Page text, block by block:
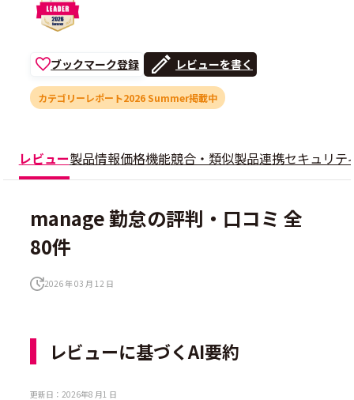
ブックマーク登録 レビューを書く
カテゴリーレポート2026 Summer掲載中
レビュー製品情報価格機能競合・類似製品連携セキュリテ
manage 勤怠の評判・口コミ 全
80件
2026 年 03 月 12 日
レビューに基づくAI要約
更新日：2026年8 月1 日